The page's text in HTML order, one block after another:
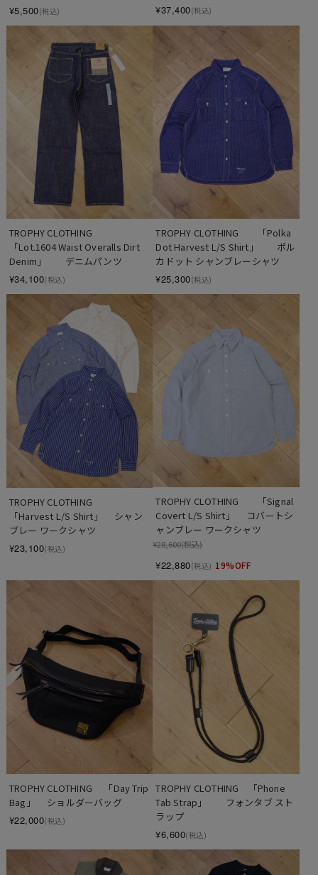
¥5,500(税込)
¥37,400(税込)
TROPHY CLOTHING
「Lot.1604 Waist Overalls Dirt
Denim」　　デニムパンツ
¥34,100(税込)
TROPHY CLOTHING　　「Polka
Dot Harvest L/S Shirt」　　ポル
カドット シャンブレーシャツ
¥25,300(税込)
TROPHY CLOTHING
「Harvest L/S Shirt」　 シャン
ブレー ワークシャツ
¥23,100(税込)
TROPHY CLOTHING　　「Signal
Covert L/S Shirt」　 コバートシ
ャンブレー ワークシャツ
¥28,600(税込)
¥22,880(税込) 19%OFF
TROPHY CLOTHING 　「Day Trip
Bag」 　ショルダーバッグ
¥22,000(税込)
TROPHY CLOTHING　「Phone
Tab Strap」　　フォンタブ スト
ラップ
¥6,600(税込)